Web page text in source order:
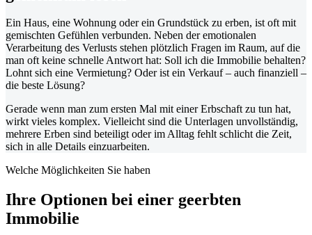
Ein Haus, eine Wohnung oder ein Grundstück zu erben, ist oft mit
gemischten Gefühlen verbunden. Neben der emotionalen
Verarbeitung des Verlusts stehen plötzlich Fragen im Raum, auf die
man oft keine schnelle Antwort hat: Soll ich die Immobilie behalten?
Lohnt sich eine Vermietung? Oder ist ein Verkauf – auch finanziell –
die beste Lösung?
Gerade wenn man zum ersten Mal mit einer Erbschaft zu tun hat,
wirkt vieles komplex. Vielleicht sind die Unterlagen unvollständig,
mehrere Erben sind beteiligt oder im Alltag fehlt schlicht die Zeit,
sich in alle Details einzuarbeiten.
Welche Möglichkeiten Sie haben
Ihre Optionen bei einer geerbten
Immobilie